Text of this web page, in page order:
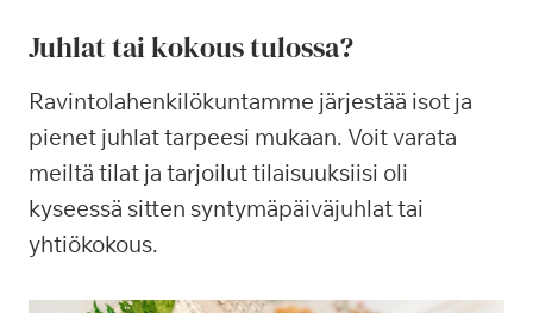
Juhlat tai kokous tulossa?
Ravintolahenkilökuntamme järjestää isot ja
pienet juhlat tarpeesi mukaan. Voit varata
meiltä tilat ja tarjoilut tilaisuuksiisi oli
kyseessä sitten syntymäpäiväjuhlat tai
yhtiökokous.